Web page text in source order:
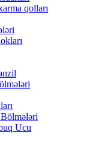
qolları
Ucu